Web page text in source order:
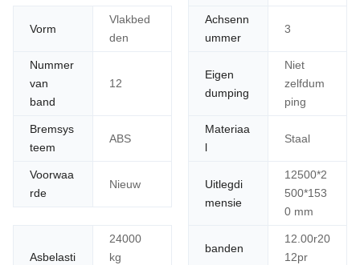
Vorm
Vlakbed
den
Achsenn
ummer
3
Nummer
van
band
12
Eigen
dumping
Niet
zelfdum
ping
Bremsys
teem
ABS
Materiaa
l
Staal
Voorwaa
rde
Nieuw
Uitlegdi
mensie
12500*2
500*153
0 mm
Asbelasti
24000
kg
banden
12.00r20
12pr